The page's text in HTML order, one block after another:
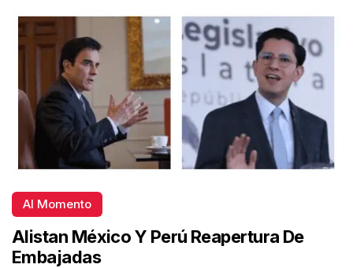
Al Momento
Alistan México Y Perú Reapertura De
Embajadas